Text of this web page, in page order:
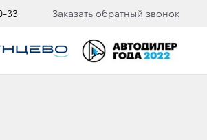
33 Заказать обратный звонок